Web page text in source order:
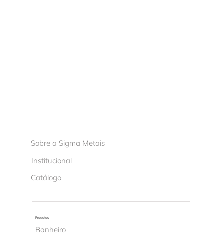
Sobre a Sigma Metais
Institucional
Catálogo
Produtos
Banheiro